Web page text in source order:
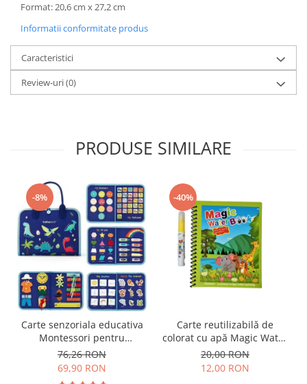
Format: 20,6 cm x 27,2 cm
Informatii conformitate produs
Caracteristici
Review-uri(0)
PRODUSE SIMILARE
-8%
Carte senzoriala educativa
Montessori pentru
dezvoltarea abilitatilor
motorii model dinozauri
76,26 RON
69,90 RON
-40%
Carte reutilizabilă de
colorat cu apă Magic Water
Book- animale
20,00 RON
12,00 RON